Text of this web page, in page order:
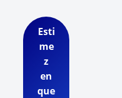
Esti
me
z
en
que